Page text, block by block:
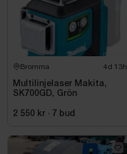
Bromma 4d 13h
Multilinjelaser Makita,
SK700GD, Grön
2 550 kr · 7 bud